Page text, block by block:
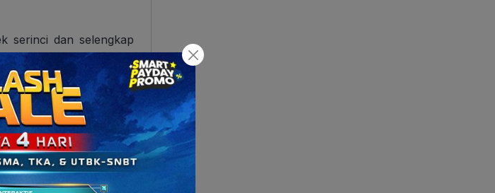
serinci dan selengkap
membayangkan objek
melibatkan 5 kesan
dan mencium.
dan personal.
meskipun jenisnya